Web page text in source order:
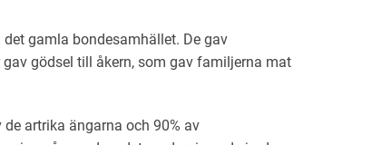
gamla bondesamhället. De gav
gödsel till åkern, som gav familjerna mat
de artrika ängarna och 90% av